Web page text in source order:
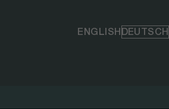
ENGLISHDEUTSCH